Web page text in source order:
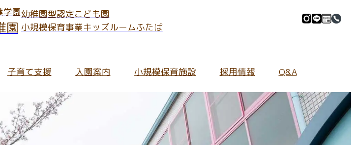
学園
園
幼稚園型認定こども園
小規模保育事業キッズルームふたば
採用情報Information
施設の紹介
園庭の環境
子育て支援
全ての保護者さま
地域の皆さま向け
入園案内
未就園児預かり事業「スマイル」
小規模保育施設 採用情報 Q&A